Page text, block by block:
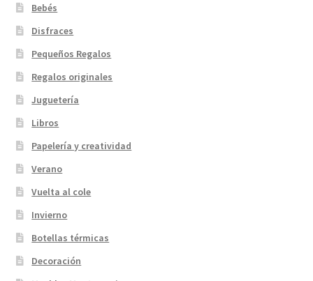
Bebés
Disfraces
Pequeños Regalos
Regalos originales
Juguetería
Libros
Papelería y creatividad
Verano
Vuelta al cole
Invierno
Botellas térmicas
Decoración